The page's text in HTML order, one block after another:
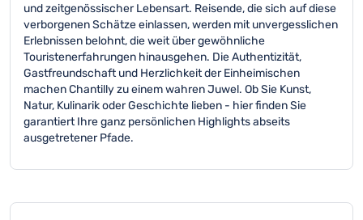
und zeitgenössischer Lebensart. Reisende, die sich auf diese
verborgenen Schätze einlassen, werden mit unvergesslichen
Erlebnissen belohnt, die weit über gewöhnliche
Touristenerfahrungen hinausgehen. Die Authentizität,
Gastfreundschaft und Herzlichkeit der Einheimischen
machen Chantilly zu einem wahren Juwel. Ob Sie Kunst,
Natur, Kulinarik oder Geschichte lieben - hier finden Sie
garantiert Ihre ganz persönlichen Highlights abseits
ausgetretener Pfade.